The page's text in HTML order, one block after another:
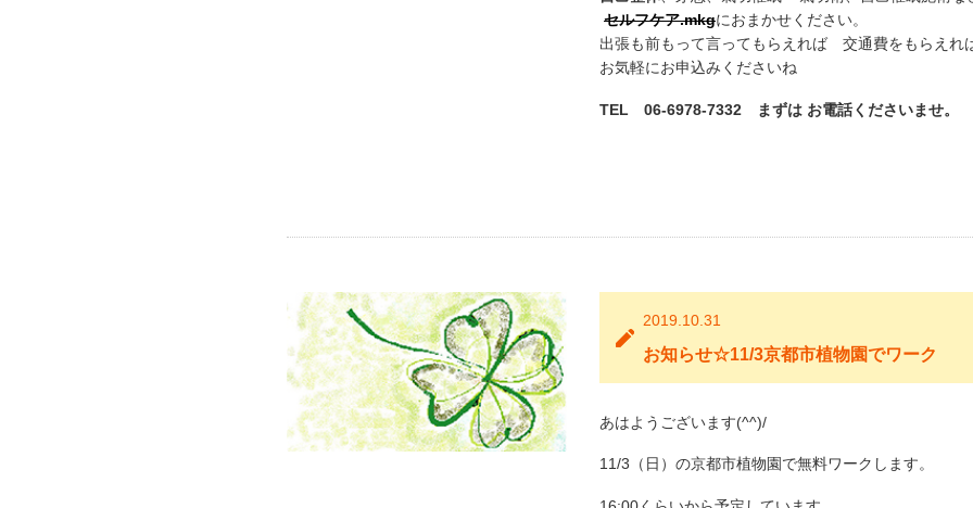
セルフケア.mkgにおまかせください。
出張も前もって言ってもらえれば 交通費をもらえれ
お気軽にお申込みくださいね
TEL 06-6978-7332 まずは お電話くださいませ。
2019.10.31
お知らせ☆11/3京都市植物園でワーク
あはようございます(^^)/
11/3（日）の京都市植物園で無料ワークします。